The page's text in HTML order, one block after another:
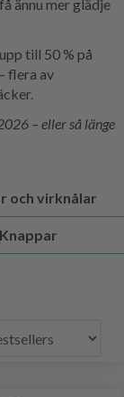
ännu mer glädje
till 50 % på
flera av
– eller så länge
och virknålar
Knappar